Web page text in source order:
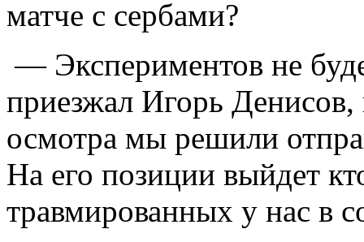
матче с сербами?
— Экспериментов не
приезжал Игорь
осмотра мы решили
На его позиции выйдет
травмированных у нас в